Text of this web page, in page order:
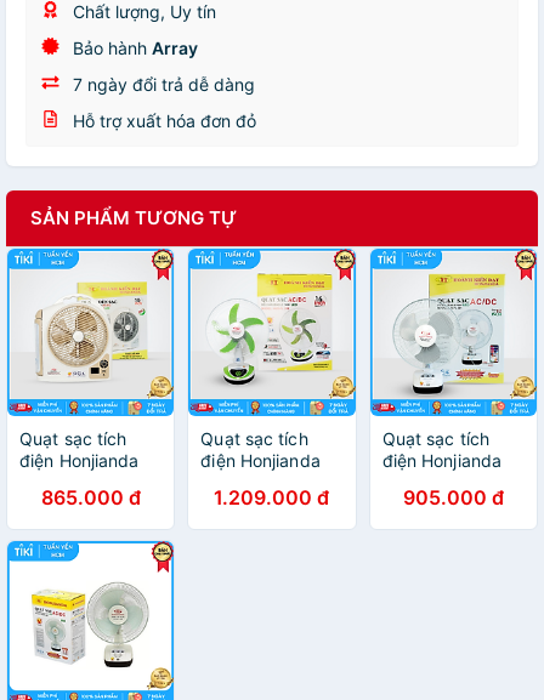
Chất lượng, Uy tín
Bảo hành Array
7 ngày đổi trả dễ dàng
Hỗ trợ xuất hóa đơn đỏ
SẢN PHẨM TƯƠNG TỰ
Quạt sạc tích
điện Honjianda
đèn LED & cổng
USB
865.000 đ
Quạt sạc tích
điện Honjianda
đèn LED & cổng
USB - Hàng
1.209.000 đ
Quạt sạc tích
điện Honjianda
đèn LED & cổng
USB
905.000 đ